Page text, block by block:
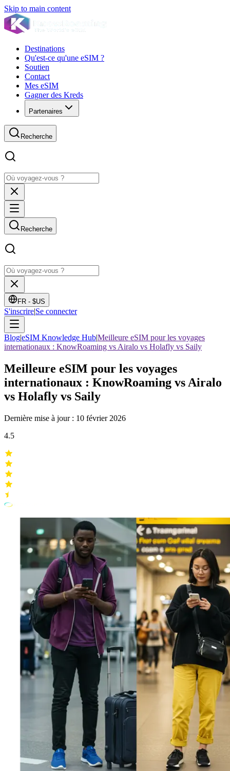
Skip to main content
Destinations
Qu'est-ce qu'une eSIM ?
Soutien
Contact
Mes eSIM
Gagner des Kreds
Partenaires
Recherche
Recherche
FR - $US
S'inscrire|Se connecter
Blog|eSIM Knowledge Hub|Meilleure eSIM pour les voyages
internationaux : KnowRoaming vs Airalo vs Holafly vs Saily
Meilleure eSIM pour les voyages
internationaux : KnowRoaming vs Airalo
vs Holafly vs Saily
Dernière mise à jour : 10 février 2026
4.5